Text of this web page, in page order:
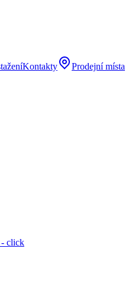
Kontakty Prodejní místa
click